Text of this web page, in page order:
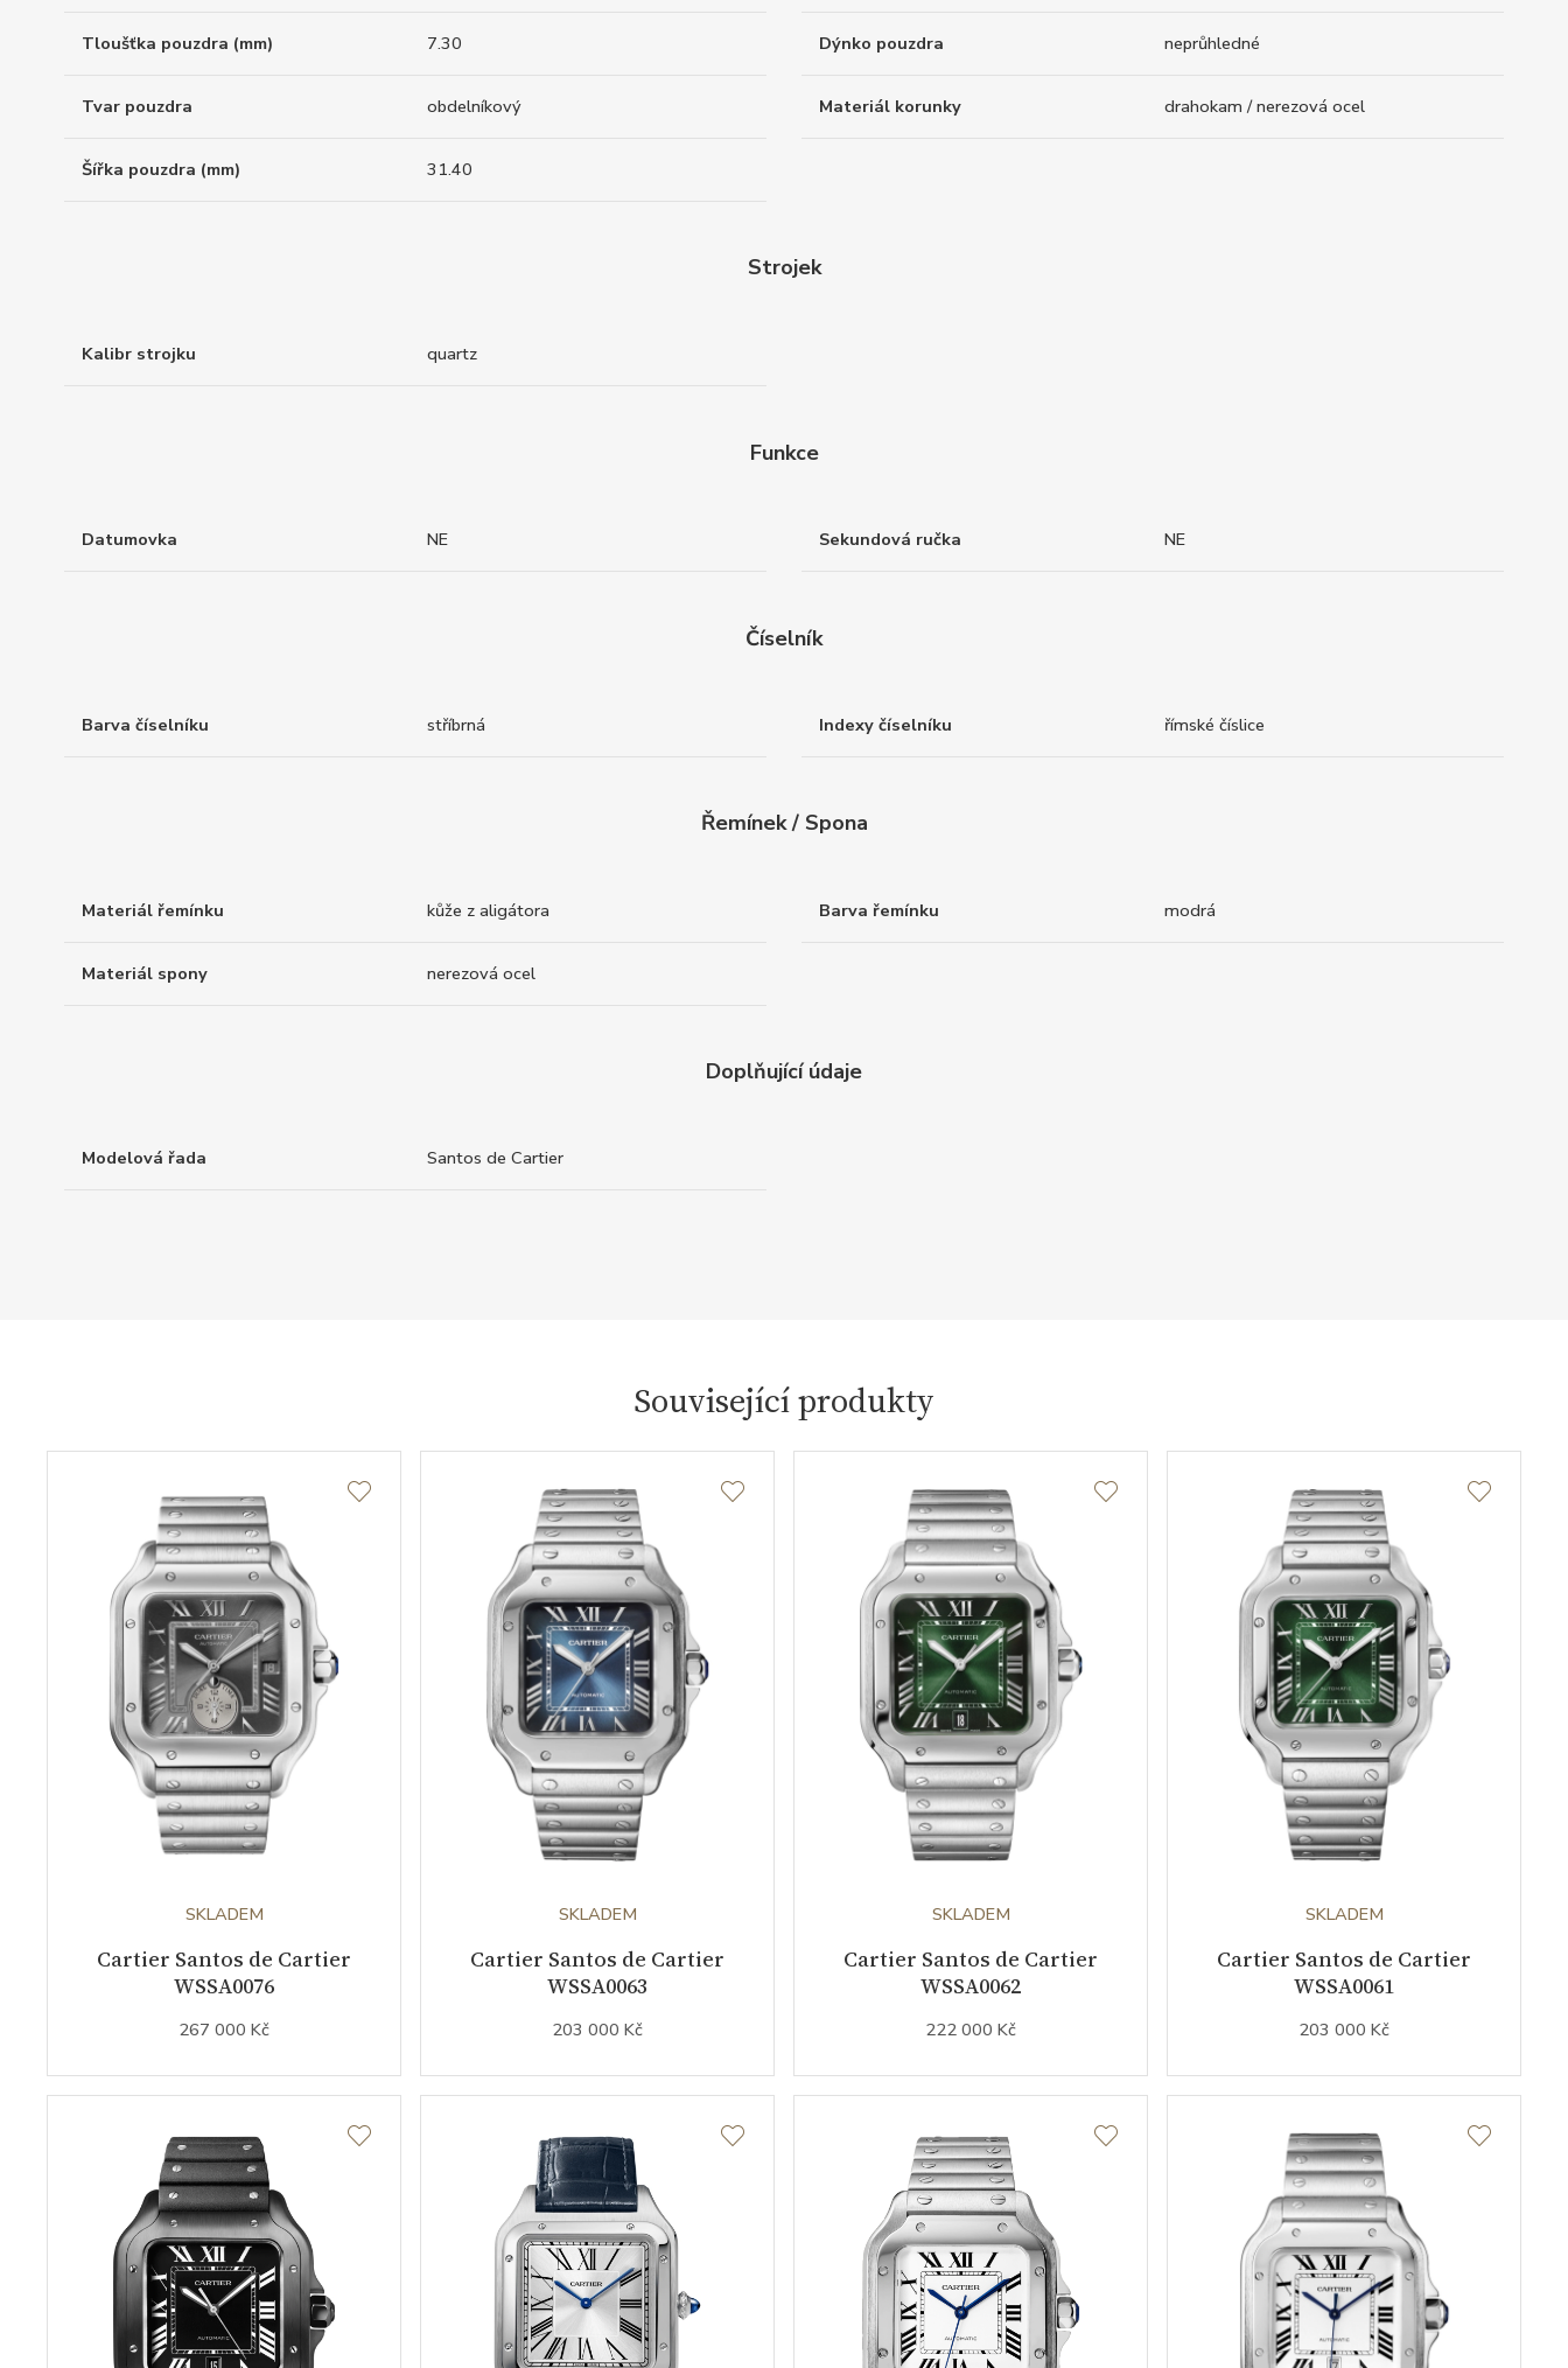
Tloušťka pouzdra (mm) 7.30 Dýnko pouzdra neprůhledné
Tvar pouzdra obdelníkový Materiál korunky drahokam / nerezová ocel
Šířka pouzdra (mm) 31.40
Strojek
Kalibr strojku quartz
Funkce
Datumovka NE Sekundová ručka NE
Číselník
Barva číselníku stříbrná Indexy číselníku římské číslice
Řemínek / Spona
Materiál řemínku kůže z aligátora Barva řemínku modrá
Materiál spony nerezová ocel
Doplňující údaje
Modelová řada Santos de Cartier
Související produkty
SKLADEM
Cartier Santos de Cartier
WSSA0076
267 000 Kč
SKLADEM
Cartier Santos de Cartier
WSSA0063
203 000 Kč
SKLADEM
Cartier Santos de Cartier
WSSA0062
222 000 Kč
SKLADEM
Cartier Santos de Cartier
WSSA0061
203 000 Kč